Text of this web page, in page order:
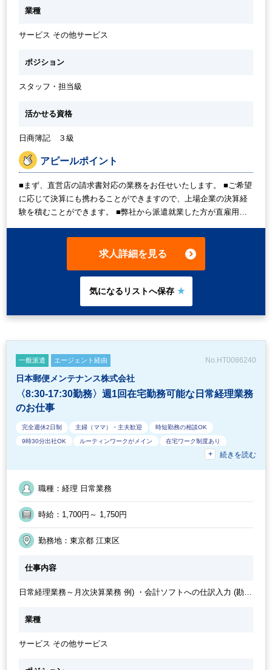
決算業務、開示業務手続き 〇税理士法人・監査法人対応のアシス
タント 〇庶務（書類管理、コピー、メール、郵送）
業種
サービス その他サービス
ポジション
スタッフ・担当級
活かせる資格
日商簿記 ３級
アピールポイント
■まず、直営店の請求書対応の業務をお任せいたします。 ■ご希望
に応じて決算にも携わることができますので、上場企業の決算経
験を積むことができます。 ■弊社から派遣就業した方が直雇用へ
経験者1,700円となります。
求人詳細を見る
一般派遣 エージェント経由 No.HT0086240
日本郵便メンテナンス株式会社
〈8:30-17:30勤務〉週1回在宅勤務可能な日常経理業務
のお仕事
完全週休2日制 主婦（ママ）・主夫歓迎 時短勤務の相談OK
9時30分出社OK ルーティンワークがメイン 在宅ワーク制度あり
急募
30代活躍中 駅から徒歩5分以内 土日祝休み オフィスが禁煙
ブランクOK
続きを読む
職種：経理 日常業務
時給：1,700円～ 1,750円
勤務地：東京都 江東区
仕事内容
日常経理業務～月次決算業務 例) ・会計ソフトへの仕訳入力 (勘定
連業務
業種
サービス その他サービス